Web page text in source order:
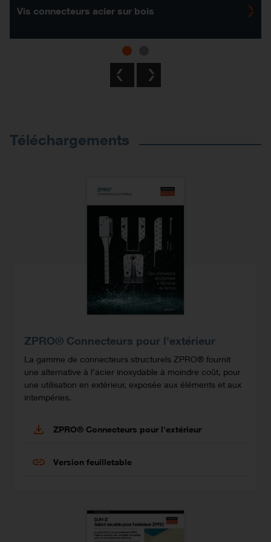
Vis connecteurs acier sur bois
Téléchargements
ZPRO® Connecteurs pour l'extérieur
La gamme de connecteurs structurels ZPRO® fournit
une alternative à l’acier inoxydable à moindre coût, pour
une utilisation en extérieur, exposée aux éléments et aux
intempéries.
ZPRO® Connecteurs pour l'extérieur
Version feuilletable